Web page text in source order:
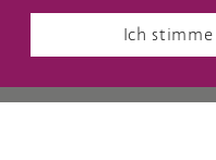
Ich stimme